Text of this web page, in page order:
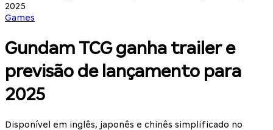
2025
Games
Gundam TCG ganha trailer e
previsão de lançamento para
2025
Disponível em inglês, japonês e chinês simplificado no